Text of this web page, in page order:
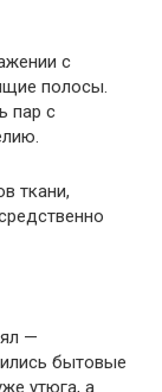
с
полосы.
пар с
ткани,
—
бытовые
утюга, а